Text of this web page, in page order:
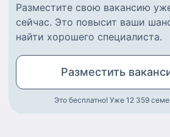
Разместите свою вакансию
сейчас. Это повысит ваши
найти хорошего специалиста.
Разместить
Это бесплатно! Уже 12 359